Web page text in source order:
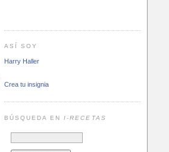
ASÍ SOY
Harry Haller
Crea tu insignia
BÚSQUEDA ENI-RECETAS